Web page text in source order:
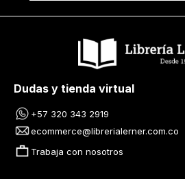
Dudas y tienda virtual
+57 320 343 2919
ecommerce@librerialerner.com.co
Trabaja con nosotros